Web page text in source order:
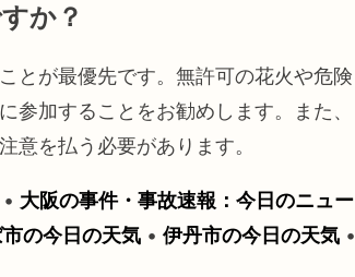
か？
とが最優先です。無許可の花火や危険
参加することをお勧めします。また、
意を払う必要があります。
• 大阪の事件・事故速報：今日のニュー
の今日の天気 • 伊丹市の今日の天気 •